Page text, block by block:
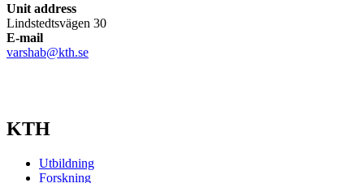
Unit address
Lindstedtsvägen 30
E-mail
varshab@kth.se
KTH
Utbildning
Forskning